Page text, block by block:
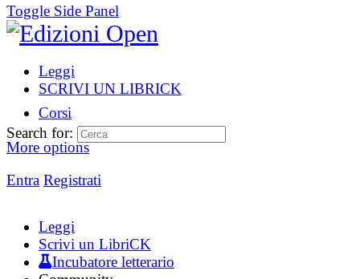
Toggle Side Panel
Leggi
SCRIVI UN LIBRICK
Corsi
More options
Entra Registrati
Search for:
Leggi
Scrivi un LibriCK
Incubatore letterario